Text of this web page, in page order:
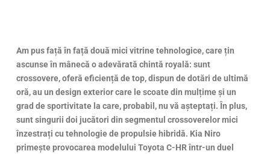
Am pus față în față două mici vitrine tehnologice, care țin
ascunse în mânecă o adevărată chintă royală: sunt
crossovere, oferă eficiență de top, dispun de dotări de ultimă
oră, au un design exterior care le scoate din mulțime și un
grad de sportivitate la care, probabil, nu vă așteptați. În plus,
sunt singurii doi jucători din segmentul crossoverelor mici
înzestrați cu tehnologie de propulsie hibridă. Kia Niro
primește provocarea modelului Toyota C-HR într-un duel